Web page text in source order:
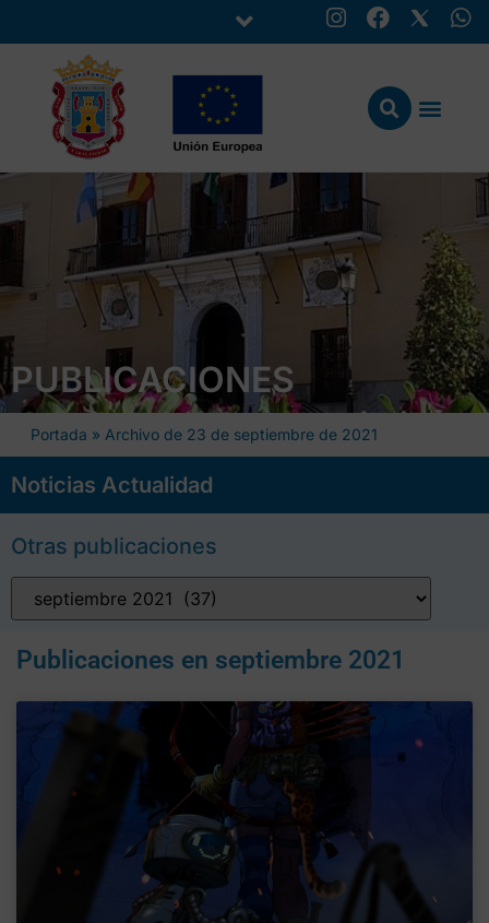
PUBLICACIONES
Portada » Archivo de 23 de septiembre de 2021
Noticias Actualidad
Otras publicaciones
Publicaciones en septiembre 2021